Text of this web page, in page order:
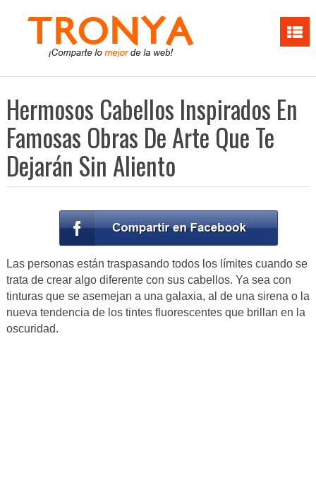
Hermosos Cabellos Inspirados En
Famosas Obras De Arte Que Te
Dejarán Sin Aliento
Las personas están traspasando todos los límites cuando se
trata de crear algo diferente con sus cabellos. Ya sea con
tinturas que se asemejan a una galaxia, al de una sirena o la
nueva tendencia de los tintes fluorescentes que brillan en la
oscuridad.